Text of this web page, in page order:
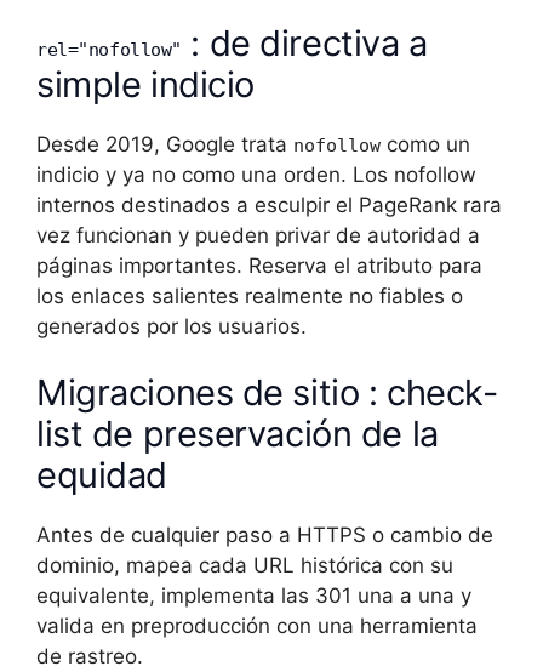
rel="nofollow"
: de directiva a
simple indicio
Desde 2019, Google trata nofollow como un
indicio y ya no como una orden. Los nofollow
internos destinados a esculpir el PageRank rara
vez funcionan y pueden privar de autoridad a
páginas importantes. Reserva el atributo para
los enlaces salientes realmente no fiables o
generados por los usuarios.
Migraciones de sitio : check-
list de preservación de la
equidad
Antes de cualquier paso a HTTPS o cambio de
dominio, mapea cada URL histórica con su
equivalente, implementa las 301 una a una y
valida en preproducción con una herramienta
de rastreo.